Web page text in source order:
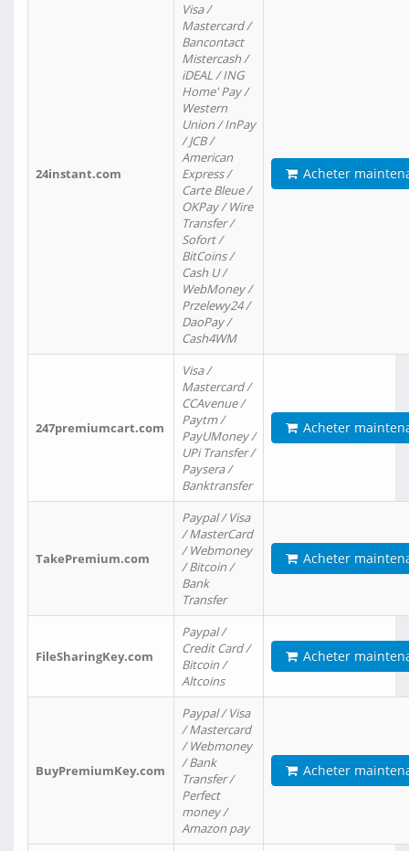
24instant.com
Visa /
Mastercard /
Bancontact
Mistercash /
iDEAL / ING
Home' Pay /
Western
Union / InPay
/ JCB /
American
Express /
Carte Bleue /
OKPay / Wire
Transfer /
Sofort /
BitCoins /
Cash U /
WebMoney /
Przelewy24 /
DaoPay /
Cash4WM
Acheter
247premiumcart.com
Visa /
Mastercard /
CCAvenue /
Paytm /
PayUMoney /
UPi Transfer /
Paysera /
Banktransfer
Acheter
TakePremium.com
Paypal / Visa
/ MasterCard
/ Webmoney
/ Bitcoin /
Bank
Transfer
Acheter
FileSharingKey.com
Paypal /
Credit Card /
Bitcoin /
Altcoins
Acheter
BuyPremiumKey.com
Paypal / Visa
/ Mastercard
/ Webmoney
/ Bank
Transfer /
Perfect
money /
Amazon pay
Acheter